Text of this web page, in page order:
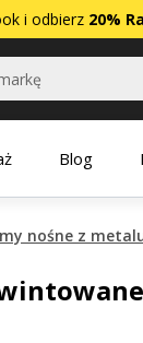
i odbierz 20%
Blog
nośne z